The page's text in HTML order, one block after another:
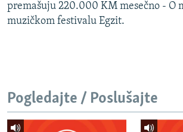
premašuju 220.000 KM mesečno - O
muzičkom festivalu Egzit.
Pogledajte / Poslušajte